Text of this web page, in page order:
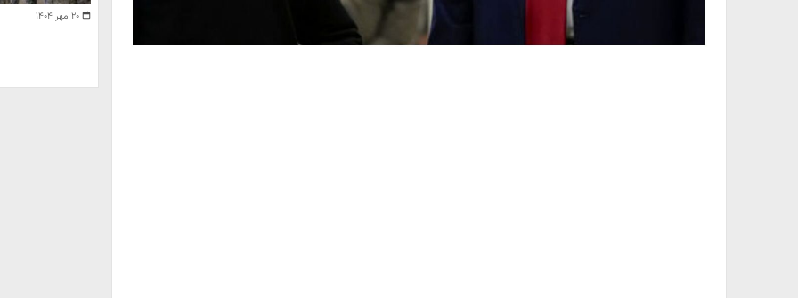
۲۰ مهر ۱۴۰۴